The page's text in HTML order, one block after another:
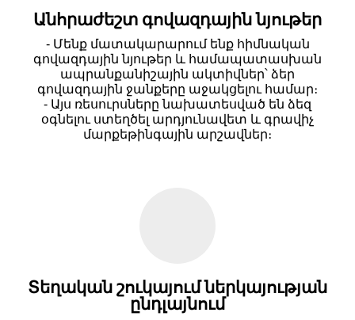
Անհրաժեշտ գովազդային նյութեր
- Մենք մատակարարում ենք հիմնական
գովազդային նյութեր և համապատասխան
ապրանքանիշային ակտիվներ՝ ձեր
գովազդային ջանքերը աջակցելու համար։
- Այս ռեսուրսները նախատեսված են ձեզ
օգնելու ստեղծել արդյունավետ և գրավիչ
մարքեթինգային արշավներ։
Տեղական շուկայում ներկայության
ընդլայնում